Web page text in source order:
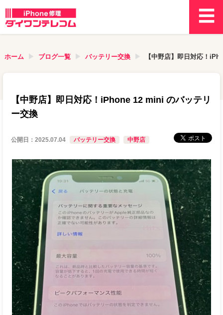
ホーム ブログ一覧 バッテリー交換 【中野店】即日対応！
【中野店】即日対応！iPhone 12 mini のバッテリ
ー交換
公開日：2025.07.04 バッテリー交換 中野店